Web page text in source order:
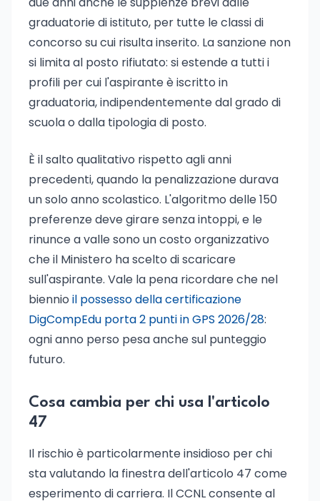
graduatorie di istituto, per tutte le classi di
concorso su cui risulta inserito. La sanzione non
si limita al posto rifiutato: si estende a tutti i
profili per cui l'aspirante è iscritto in
graduatoria, indipendentemente dal grado di
scuola o dalla tipologia di posto.
È il salto qualitativo rispetto agli anni
precedenti, quando la penalizzazione durava
un solo anno scolastico. L'algoritmo delle 150
preferenze deve girare senza intoppi, e le
rinunce a valle sono un costo organizzativo
che il Ministero ha scelto di scaricare
sull'aspirante. Vale la pena ricordare che nel
biennio il possesso della certificazione
DigCompEdu porta 2 punti in GPS 2026/28:
ogni anno perso pesa anche sul punteggio
futuro.
Cosa cambia per chi usa l'articolo
47
Il rischio è particolarmente insidioso per chi
sta valutando la finestra dell'articolo 47 come
esperimento di carriera. Il CCNL consente al